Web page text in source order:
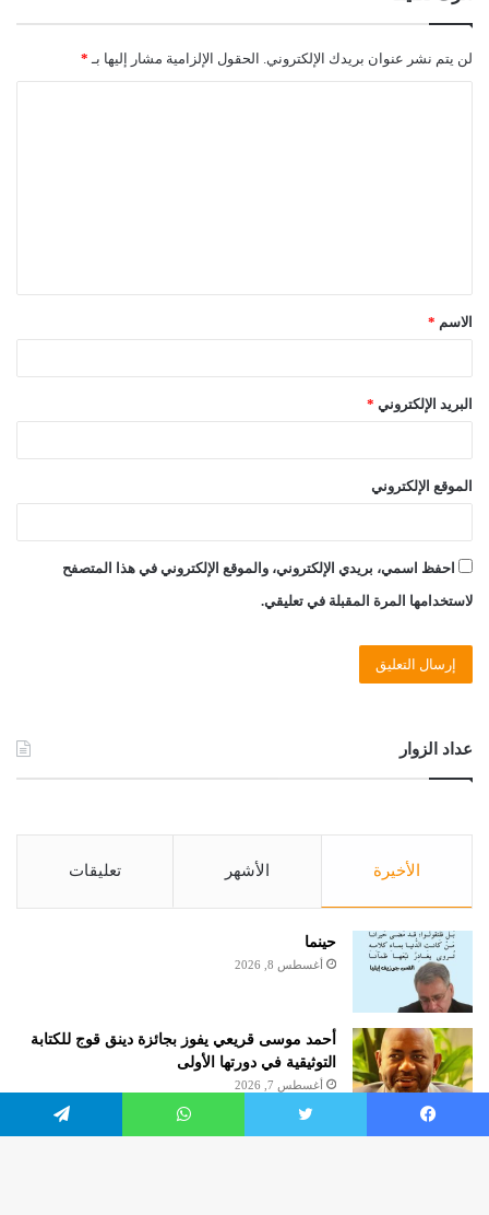
لن يتم نشر عنوان بريدك الإلكتروني. الحقول الإلزامية مشار إليها بـ *
ق
*الاسم *
البريد الإلكتروني *
الموقع الإلكتروني
احفظ اسمي، بريدي الإلكتروني، والموقع الإلكتروني في هذا المتصفح
لاستخدامها المرة المقبلة في تعليقي.
عداد الزوار
الأخيرة الأشهر تعليقات
حينما
أغسطس 8, 2026
أحمد موسى قريعي يفوز بجائزة دينق قوج للكتابة
التوثيقية في دورتها الأولى
أغسطس 7, 2026
السؤال الطّعين فيسبوك تويتر واتساب تيلقرام